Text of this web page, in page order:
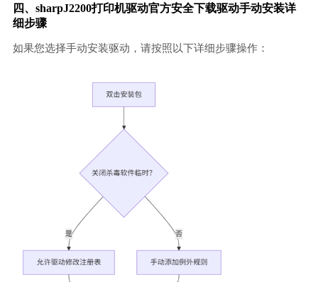
四、sharpJ2200打印机驱动官方安全下载驱动手动安装详
细步骤
如果您选择手动安装驱动，请按照以下详细步骤操作：